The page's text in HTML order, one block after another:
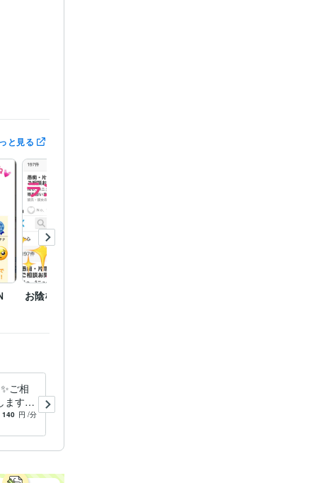
トップ10
位
ココ
り♡
悩み
上
ｏ．1ニュ
相談 誰に
離恋愛 国
と見る
お陰様でＮｏ．1獲得✨
ご相
ます 1
Ｎｏ．
140 円 /分